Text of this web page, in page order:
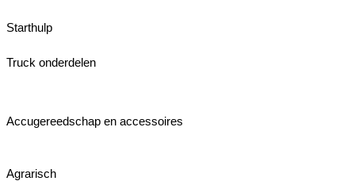
Starthulp
Truck onderdelen
Accugereedschap en accessoires
Agrarisch